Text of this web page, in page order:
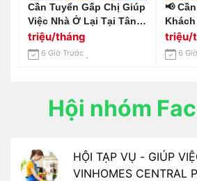
Cần Tuyển Gấp Chị Giúp
Việc Nhà Ở Lại Tại Tân
Bình Lương 10-12 Triệu /
Tháng
triệu/tháng
6 Giờ Trước
📢
Em
triệu/
6
Hội nhóm
HỘI TẠP VỤ - GIÚP
VINHOMES CENTRAL